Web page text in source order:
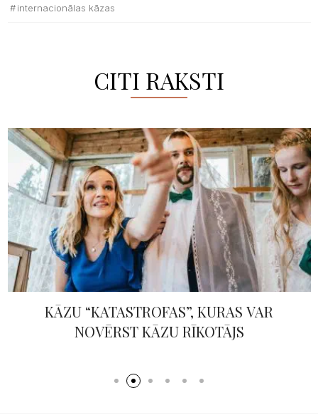
internacionālas kāzas
CITI RAKSTI
KĀZU “KATASTROFAS”, KURAS VAR
NOVĒRST KĀZU RĪKOTĀJS